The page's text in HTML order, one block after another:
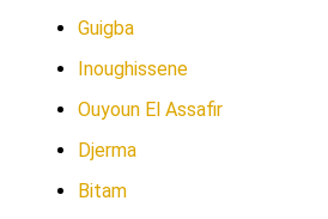
Guigba
Inoughissene
Ouyoun El Assafir
Djerma
Bitam